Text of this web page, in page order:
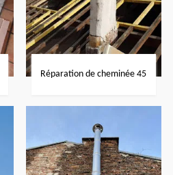
Réparation de cheminée 45